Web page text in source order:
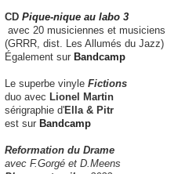
CD Pique-nique au labo 3
avec 20 musiciennes et musiciens
(GRRR, dist. Les Allumés du Jazz)
Également sur Bandcamp
Le superbe vinyle Fictions
duo avec Lionel Martin
sérigraphie d'Ella & Pitr
est sur Bandcamp
Reformation du Drame
avec F.Gorgé et D.Meens